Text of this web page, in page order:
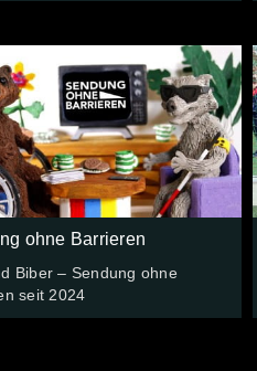
ohne Barrieren
Biber – Sendung ohne
seit 2024